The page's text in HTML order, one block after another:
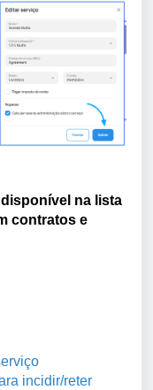
na lista
contratos e
incidir/reter